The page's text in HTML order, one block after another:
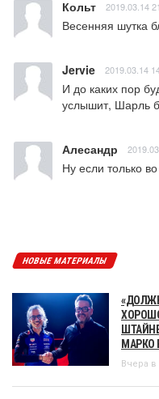
Кольт 2019.03.14
Весенняя шутка
Jervie 2019.03.14
И до каких пор
услышит, Шарль
Алесандр
Ну если только
НОВЫЕ МАТЕРИАЛЫ
МАРКО
Вчера в